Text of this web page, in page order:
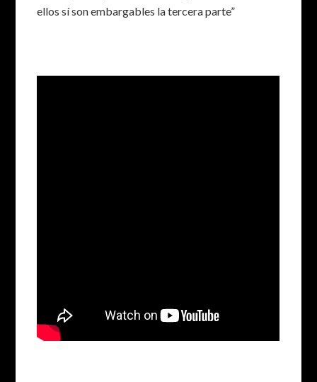
ellos sí son embargables la tercera parte”